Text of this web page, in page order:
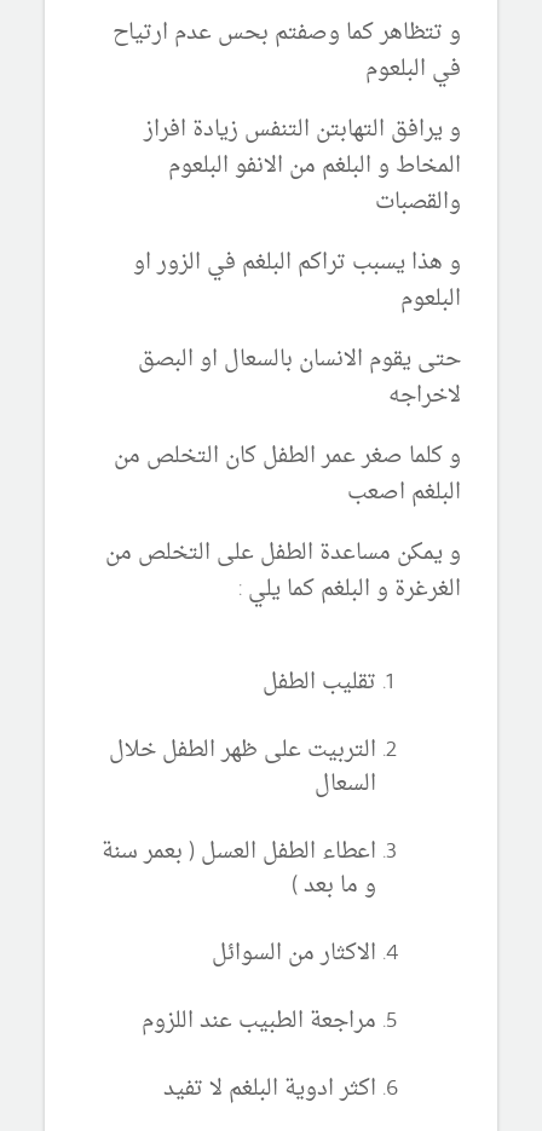
و تتظاهر كما وصفتم بحس عدم ارتياح
في البلعوم
و يرافق التهابتن التنفس زيادة افراز
المخاط و البلغم من الانفو البلعوم
والقصبات
و هذا يسبب تراكم البلغم في الزور او
البلعوم
حتى يقوم الانسان بالسعال او البصق
لاخراجه
و كلما صغر عمر الطفل كان التخلص من
البلغم اصعب
و يمكن مساعدة الطفل على التخلص من
الغرغرة و البلغم كما يلي :
تقليب الطفل
التربيت على ظهر الطفل خلال
السعال
اعطاء الطفل العسل ( بعمر سنة
و ما بعد )
الاكثار من السوائل
مراجعة الطبيب عند اللزوم
اكثر ادوية البلغم لا تفيد